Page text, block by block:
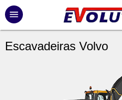
Escavadeiras Volvo